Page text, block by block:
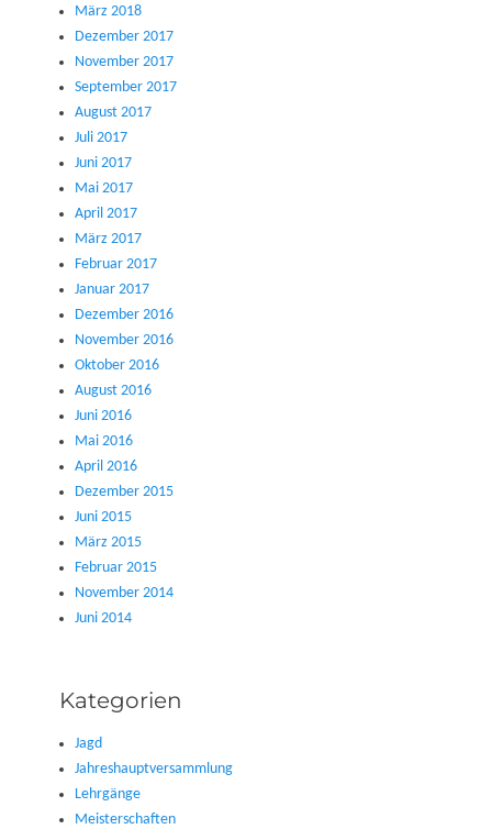
März 2018
Dezember 2017
November 2017
September 2017
August 2017
Juli 2017
Juni 2017
Mai 2017
April 2017
März 2017
Februar 2017
Januar 2017
Dezember 2016
November 2016
Oktober 2016
August 2016
Juni 2016
Mai 2016
April 2016
Dezember 2015
Juni 2015
März 2015
Februar 2015
November 2014
Juni 2014
Kategorien
Jagd
Jahreshauptversammlung
Lehrgänge
Meisterschaften